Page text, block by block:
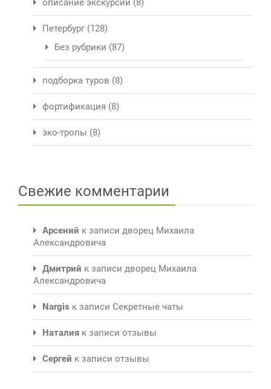
описание экскурсии (8)
Петербург (128)
Без рубрики (87)
подборка туров (8)
фортификация (8)
эко-тропы (8)
Свежие комментарии
Арсений к записи дворец Михаила
Александровича
Дмитрий к записи дворец Михаила
Александровича
Nargis к записи Секретные чаты
Наталия к записи отзывы
Сергей к записи отзывы